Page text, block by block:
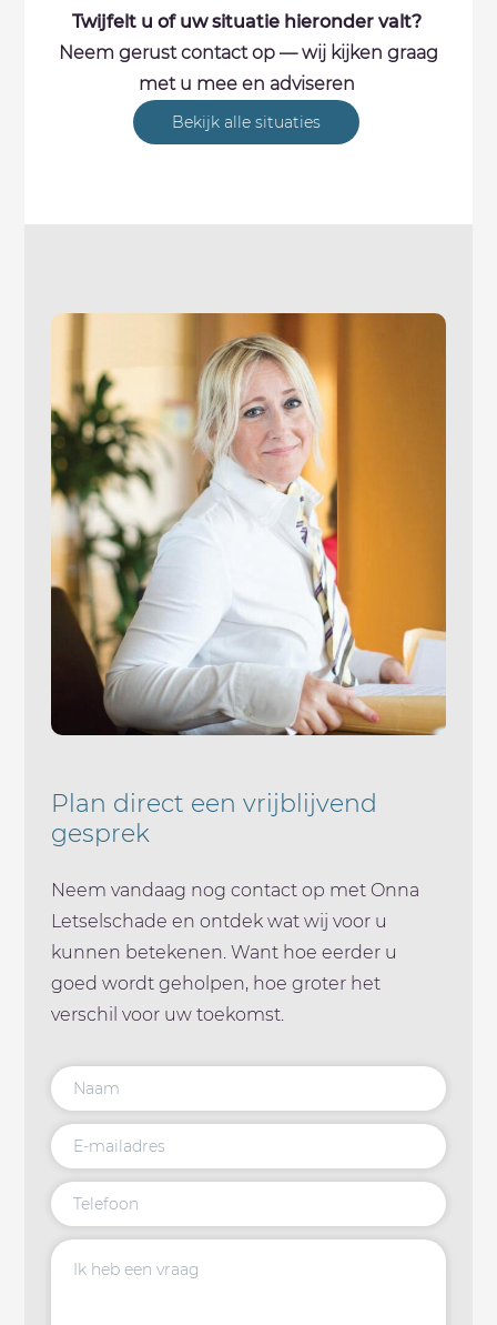
Twijfelt u of uw situatie hieronder valt?
Neem gerust contact op — wij kijken graag
met u mee en adviseren
Bekijk alle situaties
Plan direct een vrijblijvend
gesprek
Neem vandaag nog contact op met Onna
Letselschade en ontdek wat wij voor u
kunnen betekenen. Want hoe eerder u
goed wordt geholpen, hoe groter het
verschil voor uw toekomst.